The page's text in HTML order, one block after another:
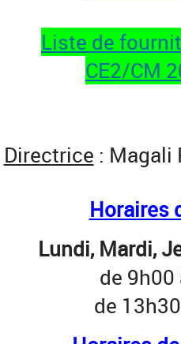
Liste de
CE2/CM
Directrice : Magali
Horaires
Lundi, Mardi,
de 9h00
de